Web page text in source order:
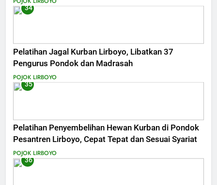
34
Pelatihan Jagal Kurban Lirboyo, Libatkan 37
Pengurus Pondok dan Madrasah
POJOK LIRBOYO
35
Pelatihan Penyembelihan Hewan Kurban di Pondok
Pesantren Lirboyo, Cepat Tepat dan Sesuai Syariat
POJOK LIRBOYO
36